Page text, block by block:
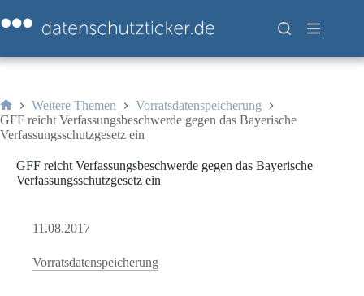
Inhalt
springen
Start
Weitere Themen
Vorratsdatenspeicherung
GFF reicht Verfassungsbeschwerde gegen das Bayerische
Verfassungsschutzgesetz ein
GFF reicht Verfassungsbeschwerde gegen das Bayerische
Verfassungsschutzgesetz ein
11.08.2017
Vorratsdatenspeicherung